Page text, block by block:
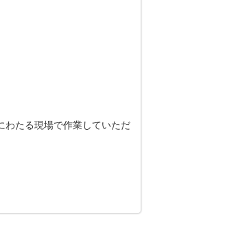
わたる現場で作業していただ